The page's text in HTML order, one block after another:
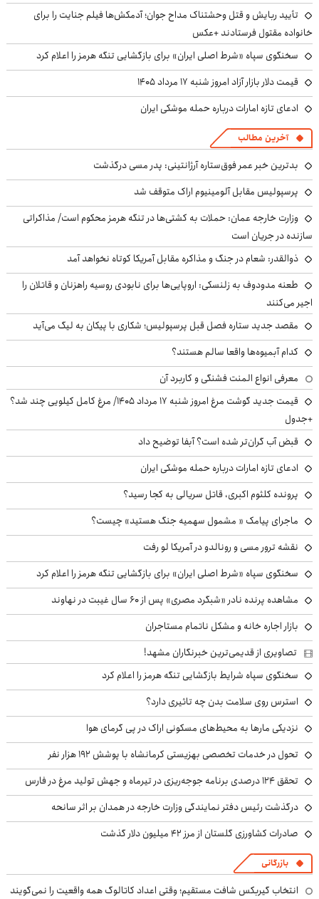
تأیید ربایش و قتل وحشتناک مداح جوان؛ آدمکش‌ها فیلم جنایت را برای
خانواده مقتول فرستادند +عکس
سخنگوی سپاه «شرط اصلی ایران» برای بازگشایی تنگه هرمز را اعلام کرد
قیمت دلار بازار آزاد امروز شنبه ۱۷ مرداد ۱۴۰۵
ادعای تازه امارات درباره حمله موشکی ایران
آخرین مطالب
بدترین خبر عمر فوق‌ستاره آرژانتینی: پدر مسی درگذشت
پرسپولیس مقابل آلومینیوم اراک متوقف شد
وزارت خارجه عمان: حملات به کشتی‌ها در تنگه هرمز محکوم است/ مذاکراتی
سازنده در جریان است
ذوالقدر: شعام در جنگ و مذاکره مقابل آمریکا کوتاه نخواهد آمد
طعنه مدودوف به زلنسکی: اروپایی‌ها برای نابودی روسیه راهزنان و قاتلان را
اجیر می‌کنند
مقصد جدید ستاره فصل قبل پرسپولیس؛ شکاری با پیکان به لیگ می‌آید
کدام آبمیوه‌ها واقعا سالم هستند؟
معرفی انواع المنت فشنگی و کاربرد آن
قیمت جدید گوشت مرغ امروز شنبه ۱۷ مرداد ۱۴۰۵/ مرغ کامل کیلویی چند شد؟
+جدول
قبض آب گران‌تر شده است؟ آبفا توضیح داد
ادعای تازه امارات درباره حمله موشکی ایران
پرونده کلثوم اکبری، قاتل سریالی به کجا رسید؟
ماجرای پیامک « مشمول سهمیه جنگ هستید» چیست؟
نقشه ترور مسی و رونالدو در آمریکا لو رفت
سخنگوی سپاه «شرط اصلی ایران» برای بازگشایی تنگه هرمز را اعلام کرد
مشاهده پرنده نادر «شبگرد مصری» پس از ۶۰ سال غیبت در نهاوند
بازار اجاره خانه و مشکل ناتمام مستاجران
تصاویری از قدیمی‌ترین خبرنگاران مشهد!
سخنگوی سپاه شرایط بازگشایی تنگه هرمز را اعلام کرد
استرس روی سلامت بدن چه تاثیری دارد؟
نزدیکی مارها به محیط‌های مسکونی اراک در پی گرمای هوا
تحول در خدمات تخصصی بهزیستی کرمانشاه با پوشش ۱۹۲ هزار نفر
تحقق ۱۲۴ درصدی برنامه جوجه‌ریزی در تیرماه و جهش تولید مرغ در فارس
درگذشت رئیس دفتر نمایندگی وزارت خارجه در همدان بر اثر سانحه
صادرات کشاورزی گلستان از مرز ۴۲ میلیون دلار گذشت
بازرگانی
انتخاب گیربکس شافت مستقیم؛ وقتی اعداد کاتالوگ همه واقعیت را نمی‌گویند